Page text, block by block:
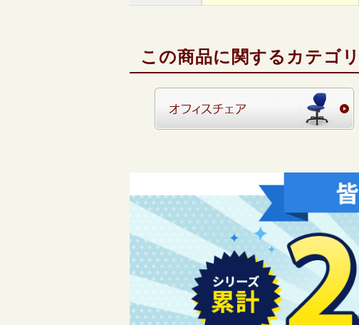
この商品に関するカテゴリ